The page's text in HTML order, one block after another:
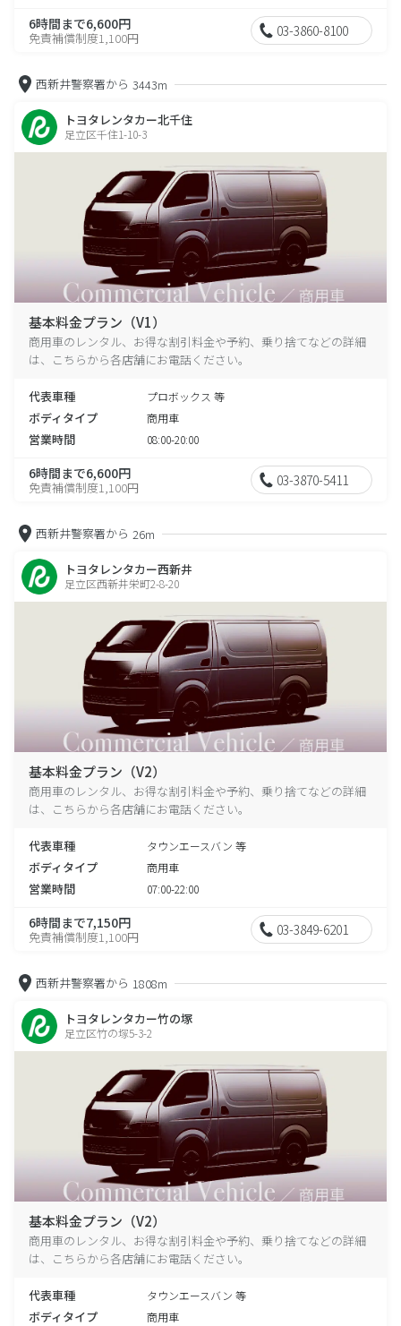
6時間まで6,600円
免責補償制度1,100円 03-3860-8100
西新井警察署から 3443m
トヨタレンタカー北千住
足立区千住1-10-3
基本料金プラン（V1）
商用車のレンタル、お得な割引料金や予約、乗り捨てなどの詳細
は、こちらから各店舗にお電話ください。
代表車種 プロボックス 等
ボディタイプ 商用車
営業時間 08:00-20:00
6時間まで6,600円
免責補償制度1,100円 03-3870-5411
西新井警察署から 26m
トヨタレンタカー西新井
足立区西新井栄町2-8-20
基本料金プラン（V2）
商用車のレンタル、お得な割引料金や予約、乗り捨てなどの詳細
は、こちらから各店舗にお電話ください。
代表車種 タウンエースバン 等
ボディタイプ 商用車
営業時間 07:00-22:00
6時間まで7,150円
免責補償制度1,100円 03-3849-6201
西新井警察署から 1808m
トヨタレンタカー竹の塚
足立区竹の塚5-3-2
基本料金プラン（V2）
商用車のレンタル、お得な割引料金や予約、乗り捨てなどの詳細
は、こちらから各店舗にお電話ください。
代表車種 タウンエースバン 等
ボディタイプ 商用車